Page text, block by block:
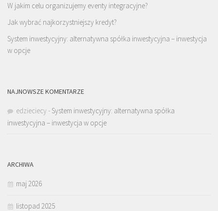
W jakim celu organizujemy eventy integracyjne?
Jak wybrać najkorzystniejszy kredyt?
System inwestycyjny: alternatywna spółka inwestycyjna – inwestycja
w opcje
NAJNOWSZE KOMENTARZE
edzieciecy - System inwestycyjny: alternatywna spółka
inwestycyjna – inwestycja w opcje
ARCHIWA
maj 2026
listopad 2025